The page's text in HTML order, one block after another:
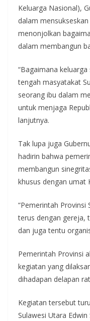
Keluarga Nasional),
dalam
menonjolkan
dalam membangun
“Bagaimana
tengah masyatakat
seorang ibu dalam
untuk menjaga
lanjutnya.
Tak lupa juga
hadirin bahwa
membangun
khusus dengan umat
“Pemerintah Provinsi
terus dengan gereja,
dan juga tentu
Pemerintah Provinsi
kegiatan yang
dihadapan delapan
Kegiatan tersebut
Sulawesi Utara